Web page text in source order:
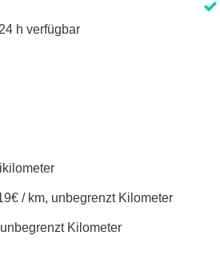
h verfügbar
/ km, unbegrenzt Kilometer
Kilometer